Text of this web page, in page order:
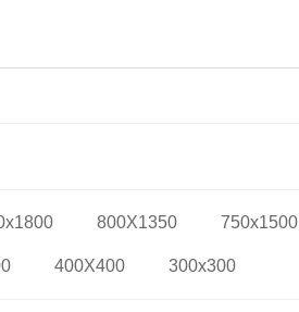
800X1350 750x1500
400X400 300x300